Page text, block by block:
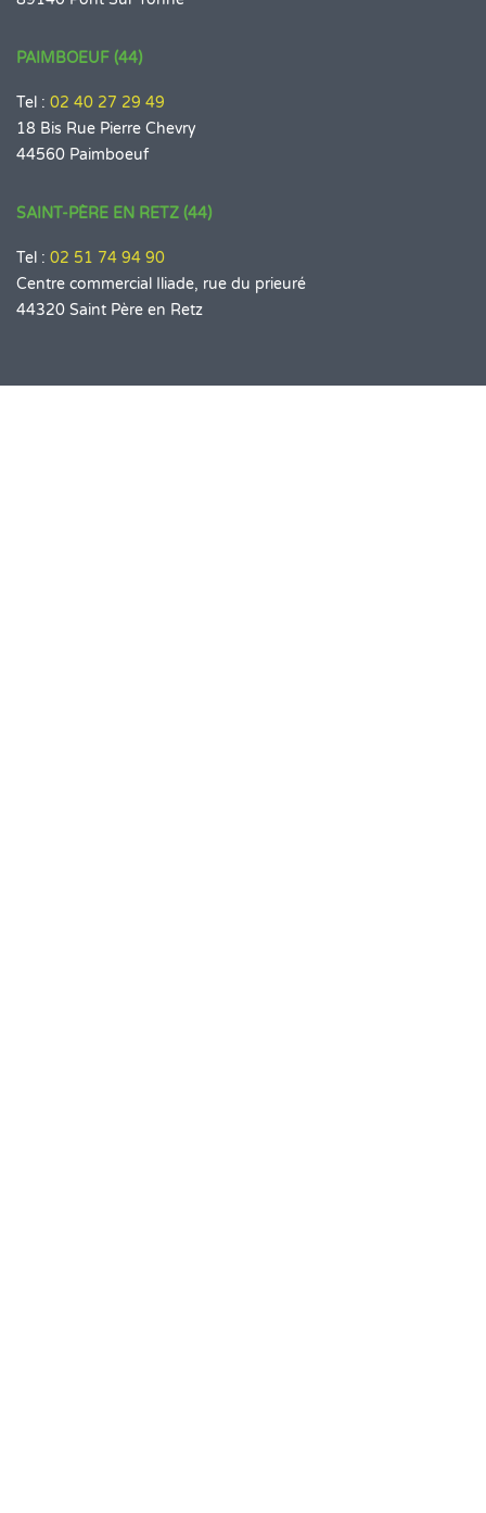
PAIMBOEUF (44)
Tel : 02 40 27 29 49
18 Bis Rue Pierre Chevry
44560 Paimboeuf
SAINT-PÈRE EN RETZ (44)
Tel : 02 51 74 94 90
Centre commercial Iliade, rue du prieuré
44320 Saint Père en Retz